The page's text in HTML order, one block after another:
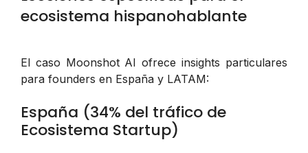
ecosistema hispanohablante
El caso Moonshot AI ofrece insights particulares
para founders en España y LATAM:
España (34% del tráfico de
Ecosistema Startup)